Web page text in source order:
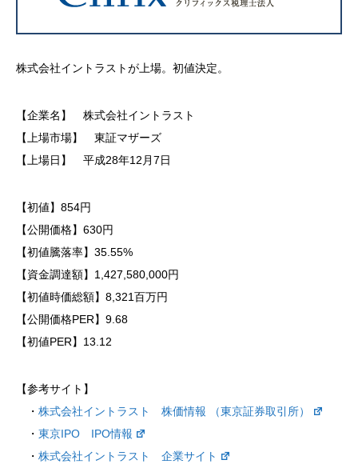
株式会社イントラストが上場。初値決定。
【企業名】 株式会社イントラスト
【上場市場】 東証マザーズ
【上場日】 平成28年12月7日
【初値】854円
【公開価格】630円
【初値騰落率】35.55%
【資金調達額】1,427,580,000円
【初値時価総額】8,321百万円
【公開価格PER】9.68
【初値PER】13.12
【参考サイト】
・ 株式会社イントラスト 株価情報 （東京証券取引所）
・ 東京IPO IPO情報
・ 株式会社イントラスト 企業サイト